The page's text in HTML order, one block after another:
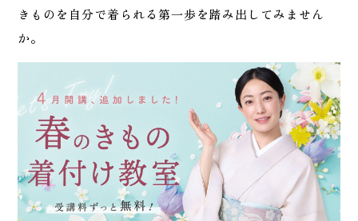
きものを自分で着られる第一歩を踏み出してみません
か。